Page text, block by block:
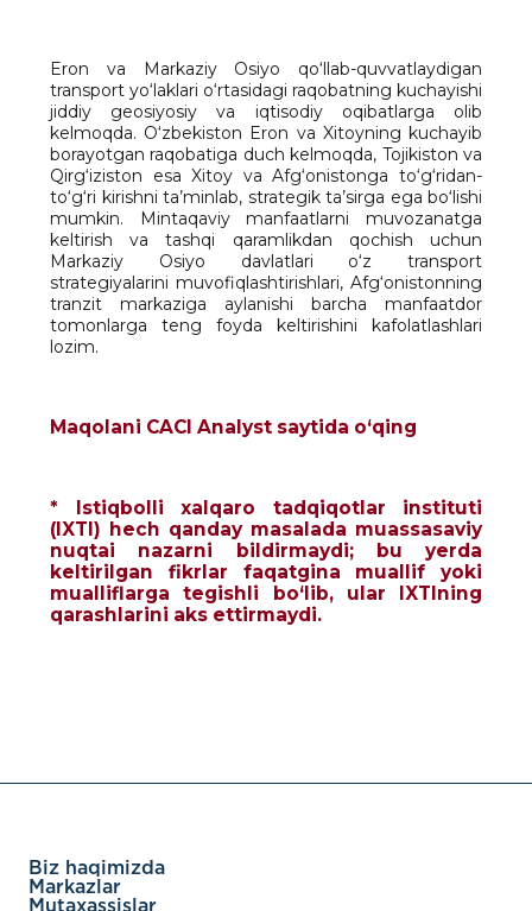
Eron va Markaziy Osiyo qo‘llab-quvvatlaydigan
transport yo‘laklari o‘rtasidagi raqobatning kuchayishi
jiddiy geosiyosiy va iqtisodiy oqibatlarga olib
kelmoqda. O‘zbekiston Eron va Xitoyning kuchayib
borayotgan raqobatiga duch kelmoqda, Tojikiston va
Qirg‘iziston esa Xitoy va Afg‘onistonga to‘g‘ridan-
to‘g‘ri kirishni ta’minlab, strategik ta’sirga ega bo‘lishi
mumkin. Mintaqaviy manfaatlarni muvozanatga
keltirish va tashqi qaramlikdan qochish uchun
Markaziy Osiyo davlatlari o‘z transport
strategiyalarini muvofiqlashtirishlari, Afg‘onistonning
tranzit markaziga aylanishi barcha manfaatdor
tomonlarga teng foyda keltirishini kafolatlashlari
lozim.
Maqolani CACI Analyst saytida o‘qing
* Istiqbolli xalqaro tadqiqotlar instituti
(IXTI) hech qanday masalada muassasaviy
nuqtai nazarni bildirmaydi; bu yerda
keltirilgan fikrlar faqatgina muallif yoki
mualliflarga tegishli bo‘lib, ular IXTIning
qarashlarini aks ettirmaydi.
Biz haqimizda
Markazlar
Mutaxassislar